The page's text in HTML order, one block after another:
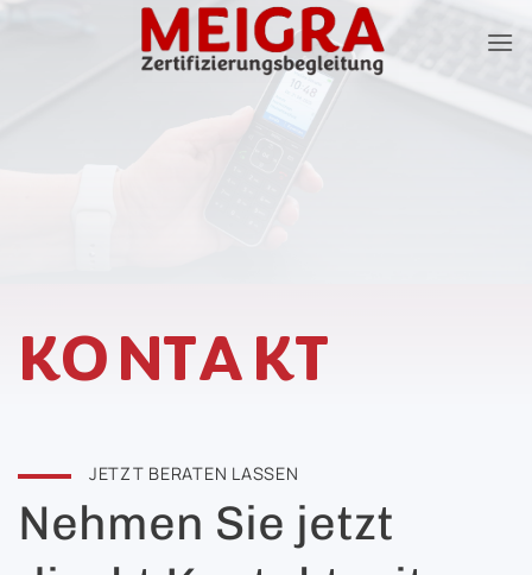
Zum
KONTAKT
JETZT BERATEN LASSEN
Nehmen Sie jetzt